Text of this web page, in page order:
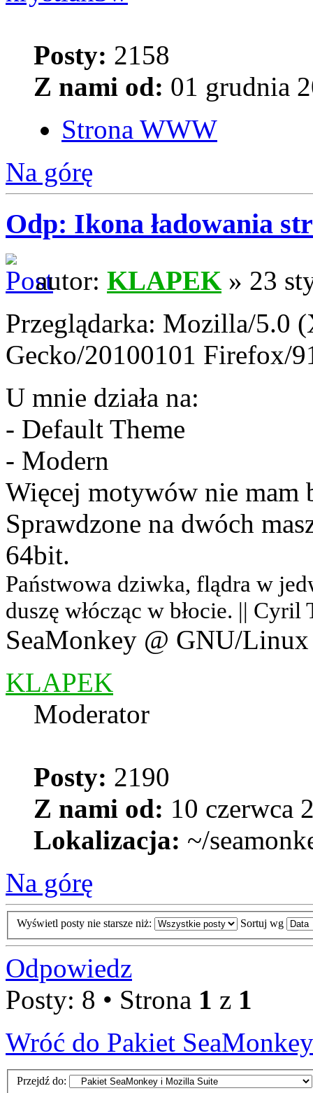
Posty: 2158
Z nami od: 01 grudnia
Strona WWW
Na górę
Odp: Ikona ładowania
autor: KLAPEK » 23
Przeglądarka: Mozilla/5.0
Gecko/20100101 Firefox/
U mnie działa na:
- Default Theme
- Modern
Więcej motywów nie mam
Sprawdzone na dwóch
64bit.
Państwowa dziwka, flądra w
duszę włócząc w błocie. ||
SeaMonkey @ GNU/Linux
KLAPEK
Moderator
Posty: 2190
Z nami od: 10 czerwca
Lokalizacja: ~/
Na górę
Wyświetl posty nie starsze niż: Sortuj wg
Odpowiedz
Posty: 8 • Strona 1 z 1
Wróć do Pakiet
Przejdź do: